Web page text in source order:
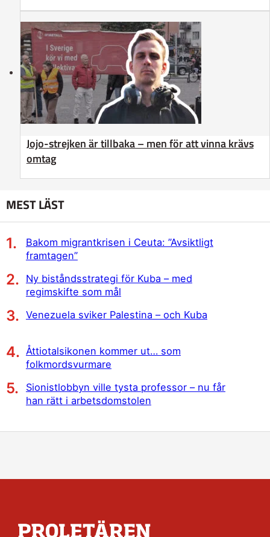
Jojo-strejken är tillbaka – men för att vinna krävs
omtag
MEST LÄST
Bakom migrantkrisen i Ceuta: ”Avsiktligt
framtagen”
Ny biståndsstrategi för Kuba – med
regimskifte som mål
Venezuela sviker Palestina – och Kuba
Åttiotalsikonen kommer ut… som
folkmordsvurmare
Sionistlobbyn ville tysta professor – nu får
han rätt i arbetsdomstolen